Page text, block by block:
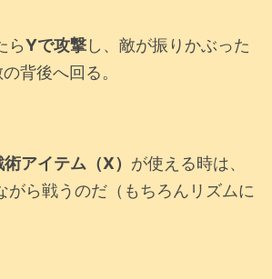
らYで攻撃し、敵が振りかぶった
背後へ回る。
術アイテム（X） が使える時は、
がら戦うのだ（もちろんリズムに